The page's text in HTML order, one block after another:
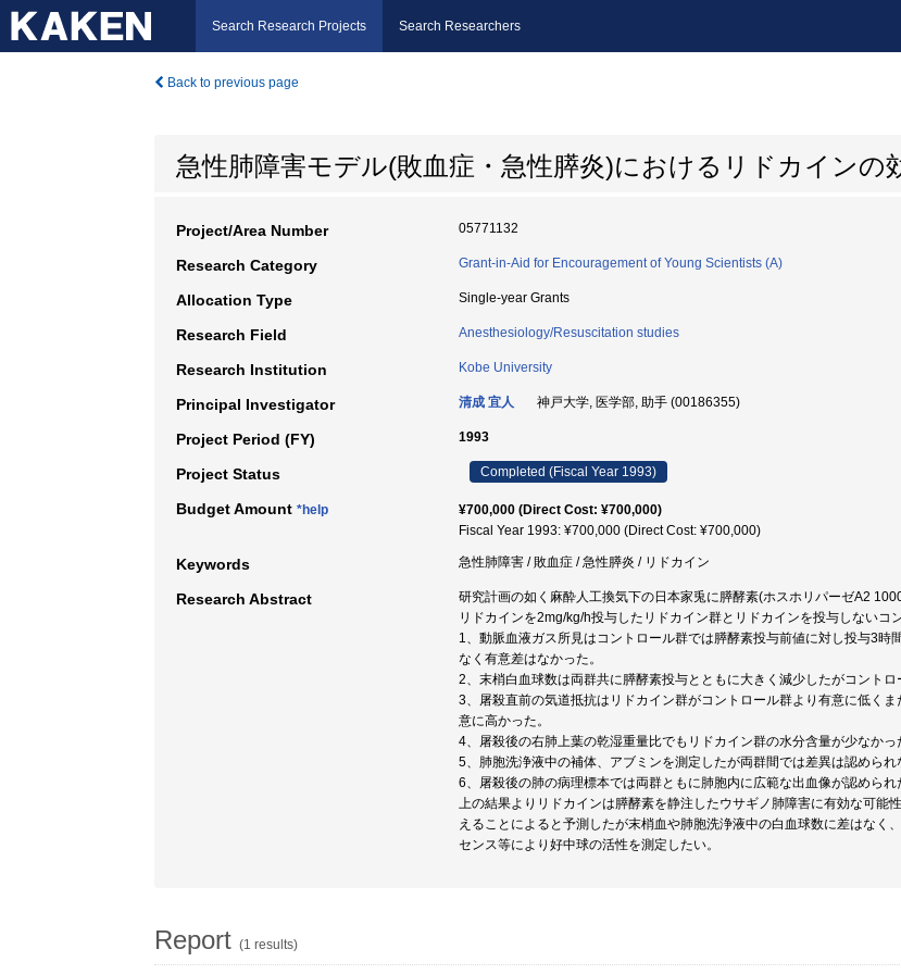
Search Research Projects Search Researchers
Back to previous page
急性肺障害モデル(敗血症・急性膵炎)におけるリドカインの
Project/Area Number 05771132
Research Category Grant-in-Aid for Encouragement of Young Scientists (A)
Allocation Type Single-year Grants
Research Field Anesthesiology/Resuscitation studies
Research Institution Kobe University
Principal Investigator 清成 宜人 神戸大学, 医学部, 助手 (00186355)
Project Period (FY) 1993
Project Status Completed (Fiscal Year 1993)
Budget Amount *help
¥700,000 (Direct Cost: ¥700,000)
Fiscal Year 1993: ¥700,000 (Direct Cost: ¥700,000)
Keywords 急性肺障害 / 敗血症 / 急性膵炎 / リドカイン
Research Abstract
研究計画の如く麻酔人工換気下の日本家兎に膵酵素(ホスホリパーゼA2
リドカインを2mg/kg/h投与したリドカイン群とリドカインを投与しないコ
1、動脈血液ガス所見はコントロール群では膵酵素投与前値に対し投与3
なく有意差はなかった。
2、末梢白血球数は両群共に膵酵素投与とともに大きく減少したがコントロ
3、屠殺直前の気道抵抗はリドカイン群がコントロール群より有意に低く
意に高かった。
4、屠殺後の右肺上葉の乾湿重量比でもリドカイン群の水分含量が少なかっ
5、肺胞洗浄液中の補体、アブミンを測定したが両群間では差異は認めら
6、屠殺後の肺の病理標本では両群ともに肺胞内に広範な出血像が認めら
上の結果よりリドカインは膵酵素を静注したウサギノ肺障害に有効な可能
えることによると予測したが末梢血や肺胞洗浄液中の白血球数に差はなく
センス等により好中球の活性を測定したい。
Report (1 results)